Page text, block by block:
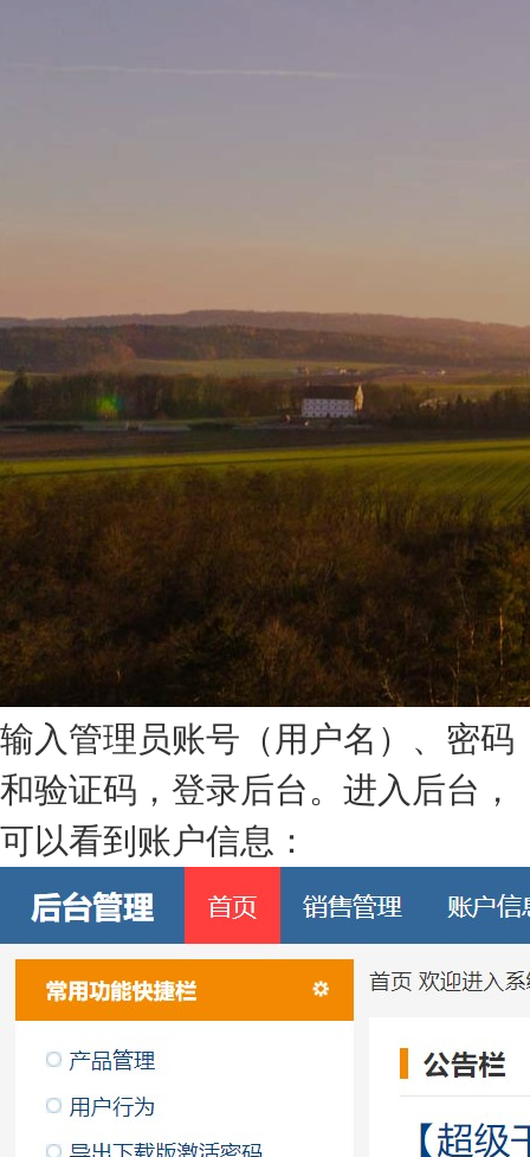
输入管理员账号（用户名）、密码
和验证码，登录后台。 进入后台，
可以看到账户信息：